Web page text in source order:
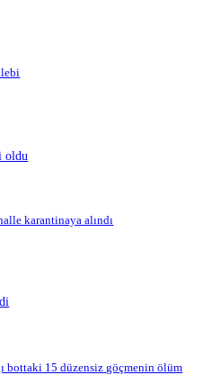
karantinaya alındı
bottaki 15 düzensiz göçmenin ölüm
oldu